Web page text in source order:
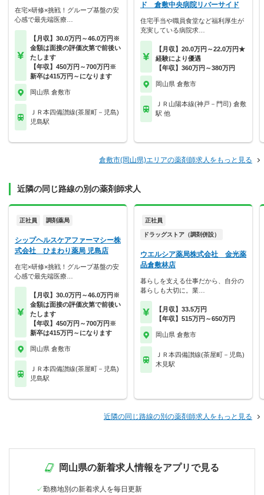
在宅×研修×挑戦！グループ基盤の安
心感で最先端医療…
【月収】30.0万円～46.0万円※
金額は面接の評価次第で前後い
たします
【年収】450万円～700万円※
新卒は415万円～になります
岡山県 倉敷市
ＪＲ本四備讃線(茶屋町－児島)
児島駅
ド 倉敷中央病院リバーサイド
住宅手当や職員食堂など福利厚生が
充実している病院求…
【月収】20.0万円～22.0万円★
経験により優遇
【年収】360万円～380万円
岡山県 倉敷市
ＪＲ山陽本線(神戸－門司) 倉敷
駅 他
倉敷市(岡山県)エリアの薬剤師求人をもっと見る
近隣の同じ路線の別の薬剤師求人
正社員 調剤薬局
シップヘルスケアファーマシー株
式会社 ひまわり薬局 児島店
在宅×研修×挑戦！グループ基盤の安
心感で最先端医療…
【月収】30.0万円～46.0万円※
金額は面接の評価次第で前後い
たします
【年収】450万円～700万円※
新卒は415万円～になります
岡山県 倉敷市
ＪＲ本四備讃線(茶屋町－児島)
児島駅
正社員
ドラッグストア（調剤併設）
ウエルシア薬局株式会社 金光薬
品倉敷林店
暮らしを支える仕事だから、自分の
暮らしも大切に。業…
【月収】33.5万円
【年収】515万円～650万円
岡山県 倉敷市
ＪＲ本四備讃線(茶屋町－児島)
木見駅
近隣の同じ路線の別の薬剤師求人をもっと見る
岡山県の新着求人情報をアプリで見る
勤務地別の新着求人を毎日更新